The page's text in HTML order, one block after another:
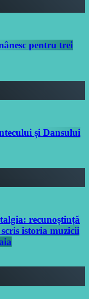
pentru trei
și Dansului
recunoștință
istoria muzicii